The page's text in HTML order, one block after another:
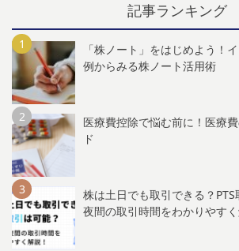
記事ランキング
「株ノート」をはじめよう！
例からみる株ノート活用術
医療費控除で悩む前に！医療
ド
株は土日でも取引できる？PTS
夜間の取引時間をわかりやすく